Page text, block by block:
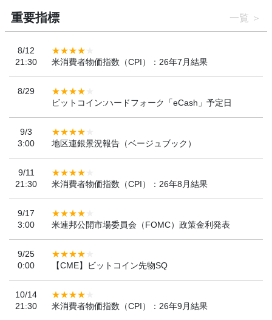
重要指標 一覧
8/12
21:30
米消費者物価指数（CPI）：26年7月結果
8/29
ビットコイン:ハードフォーク「eCash」予定日
9/3
3:00
地区連銀景況報告（ベージュブック）
9/11
21:30
米消費者物価指数（CPI）：26年8月結果
9/17
3:00
米連邦公開市場委員会（FOMC）政策金利発表
9/25
0:00
【CME】ビットコイン先物SQ
10/14
21:30
米消費者物価指数（CPI）：26年9月結果